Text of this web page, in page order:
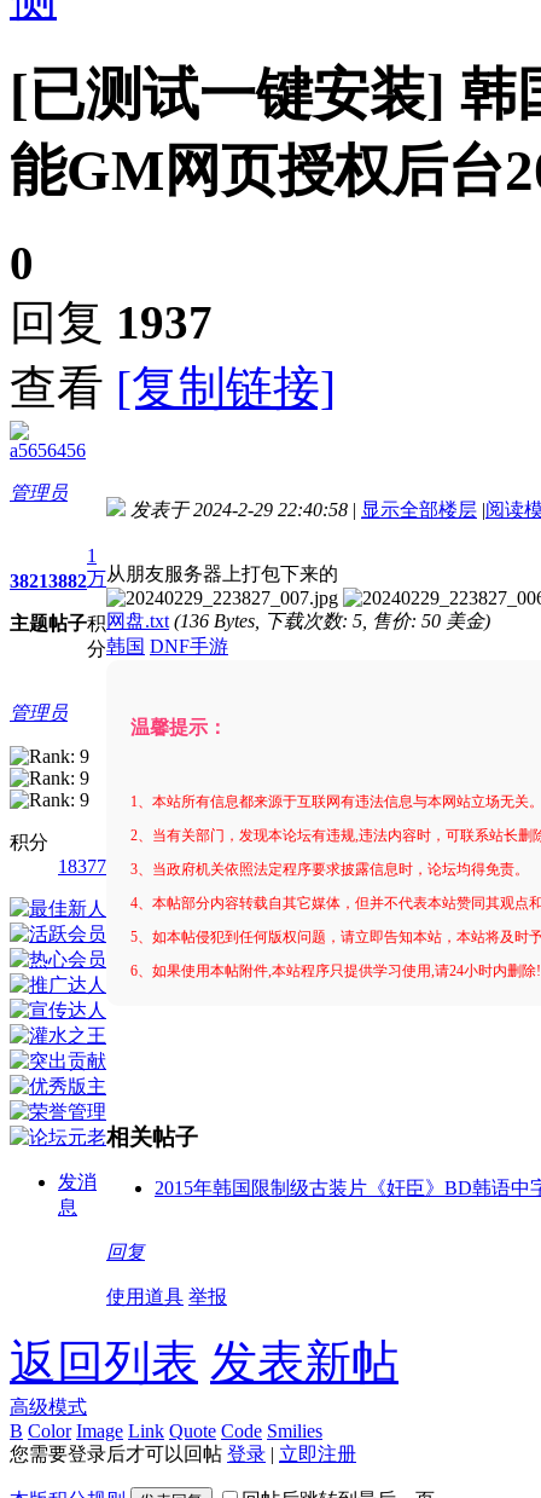
[已测试一键安装] 韩
能GM网页授权后台
0
回复 1937
查看 [复制链接]
a5656456
管理员
3821
主题
3882
帖子
1
万
积
分
管理员
积分
18377
发消
息
发表于 2024-2-29 22:40:58 | 显示全部楼层 |阅读
从朋友服务器上打包下来的
网盘.txt (136 Bytes, 下载次数: 5, 售价: 50 美金)
韩国 DNF手游
温馨提示：
1、本站所有信息都来源于互联网有违法信息与本网站立场无关
2、当有关部门，发现本论坛有违规,违法内容时，可联系站长删
3、当政府机关依照法定程序要求披露信息时，论坛均得免责。
4、本帖部分内容转载自其它媒体，但并不代表本站赞同其观点
5、如本帖侵犯到任何版权问题，请立即告知本站，本站将及时
6、如果使用本帖附件,本站程序只提供学习使用,请24小时内删
相关帖子
2015年韩国限制级古装片《奸臣》BD韩语中
回复
使用道具 举报
返回列表 发表新帖
高级模式
B Color Image Link Quote Code Smilies
您需要登录后才可以回帖 登录 | 立即注册